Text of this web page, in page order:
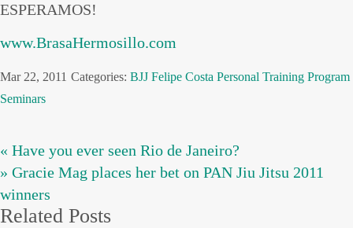
ESPERAMOS!
www.BrasaHermosillo.com
Mar 22, 2011 Categories: BJJ Felipe Costa Personal Training Program
Seminars
« Have you ever seen Rio de Janeiro?
» Gracie Mag places her bet on PAN Jiu Jitsu 2011
winners
Related Posts